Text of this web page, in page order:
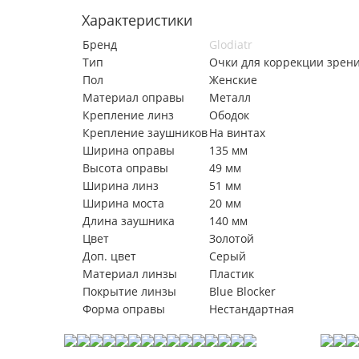
Характеристики
Бренд
Glodiatr
Тип
Очки для коррекции
Пол
Женские
Материал оправы
Металл
Крепление линз
Ободок
Крепление заушниковНа винтах
Ширина оправы
135 мм
Высота оправы
49 мм
Ширина линз
51 мм
Ширина моста
20 мм
Длина заушника
140 мм
Цвет
Золотой
Доп. цвет
Серый
Материал линзы
Пластик
Покрытие линзы
Blue Blocker
Форма оправы
Нестандартная